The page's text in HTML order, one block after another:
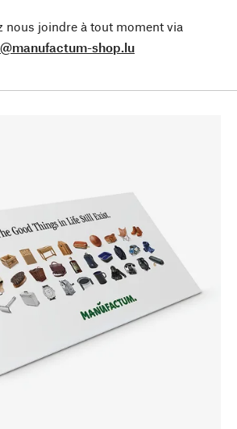
nous joindre à tout moment via
shop.lu